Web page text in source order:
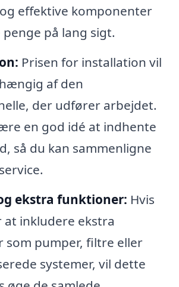
effektive komponenter
på lang sigt.
Prisen for installation vil
af den
der udfører arbejdet.
en god idé at indhente
så du kan sammenligne
ekstra funktioner: Hvis
at inkludere ekstra
som pumper, filtre eller
systemer, vil dette